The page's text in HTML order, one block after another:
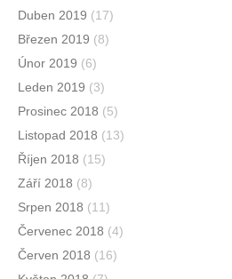
Duben 2019 (17)
Březen 2019 (8)
Únor 2019 (6)
Leden 2019 (3)
Prosinec 2018 (5)
Listopad 2018 (13)
Říjen 2018 (15)
Září 2018 (8)
Srpen 2018 (11)
Červenec 2018 (4)
Červen 2018 (16)